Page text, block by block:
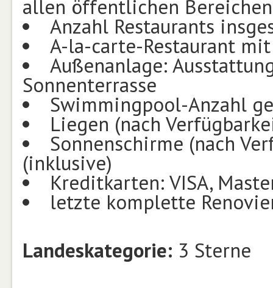
allen öffentlichen Bereichen
Anzahl Restaurants
A-la-carte-Restaurant
Außenanlage:
Sonnenterrasse
Swimmingpool-Anzahl
Liegen (nach
Sonnenschirme (nach
(inklusive)
Kreditkarten: VISA,
letzte komplette
Landeskategorie: 3 Sterne